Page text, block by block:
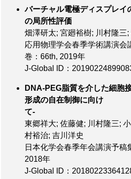
バーチャル電極ディスプレイ
の局所
畑澤研太; 宮廻裕樹; 川村隆三
応用物理学会春季学術講演会
巻：66th, 2019年
J-Global ID：
DNA-PEG脂質を介した細胞
形成の自在制御に向け
て
東郷祥大; 佐藤健; 川村隆三;
村裕治; 吉川洋史
日本化学会春季年会講演予稿
2018年
J-Global ID：